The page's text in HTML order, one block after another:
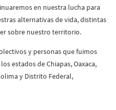
en nuestra lucha para
alternativas de vida, distintas
sobre nuestro territorio.
y personas que fuimos
estados de Chiapas, Oaxaca,
y Distrito Federal,